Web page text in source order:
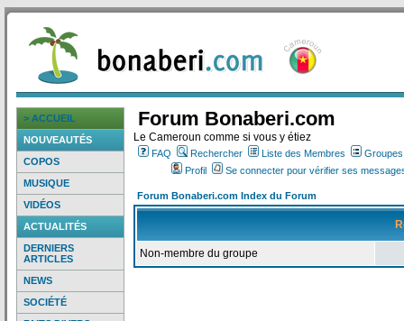
> ACCUEIL
NOUVEAUTÉS
COPOS
MUSIQUE
VIDÉOS
ACTUALITÉS
DERNIERS
ARTICLES
NEWS
SOCIÉTÉ
Forum Bonaberi.com
Le Cameroun comme si vous y étiez
FAQ Rechercher Liste des Membres
Profil
Se connecter pour vérifier ses
Forum Bonaberi.com Index du Forum
Non-membre du groupe